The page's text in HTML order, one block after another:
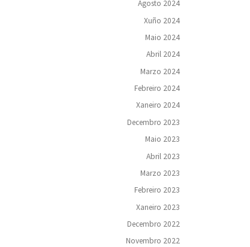
Agosto 2024
Xuño 2024
Maio 2024
Abril 2024
Marzo 2024
Febreiro 2024
Xaneiro 2024
Decembro 2023
Maio 2023
Abril 2023
Marzo 2023
Febreiro 2023
Xaneiro 2023
Decembro 2022
Novembro 2022